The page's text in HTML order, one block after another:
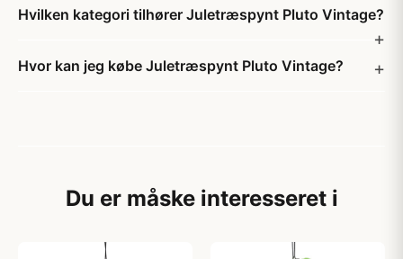
Hvilken kategori tilhører Juletræspynt Pluto Vintage?
Hvor kan jeg købe Juletræspynt Pluto Vintage?
Du er måske interesseret i